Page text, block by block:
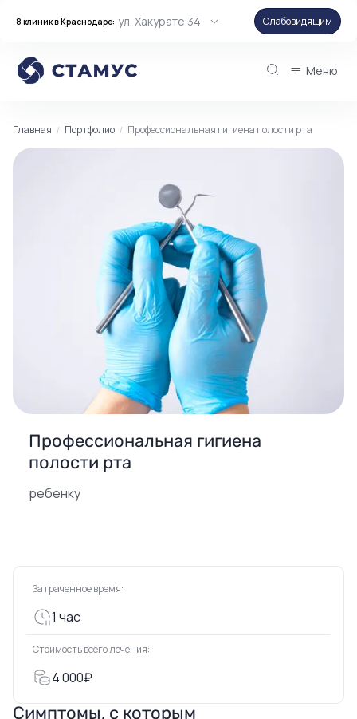
8 клиник в Краснодаре: ул. Хакурате 34 Слабовидящим
Меню
Главная Портфолио Профессиональная гигиена полости рта
Профессиональная гигиена
полости рта
ребенку
Затраченное время:
1 час
Стоимость всего лечения:
4 000₽
Симптомы, с которым